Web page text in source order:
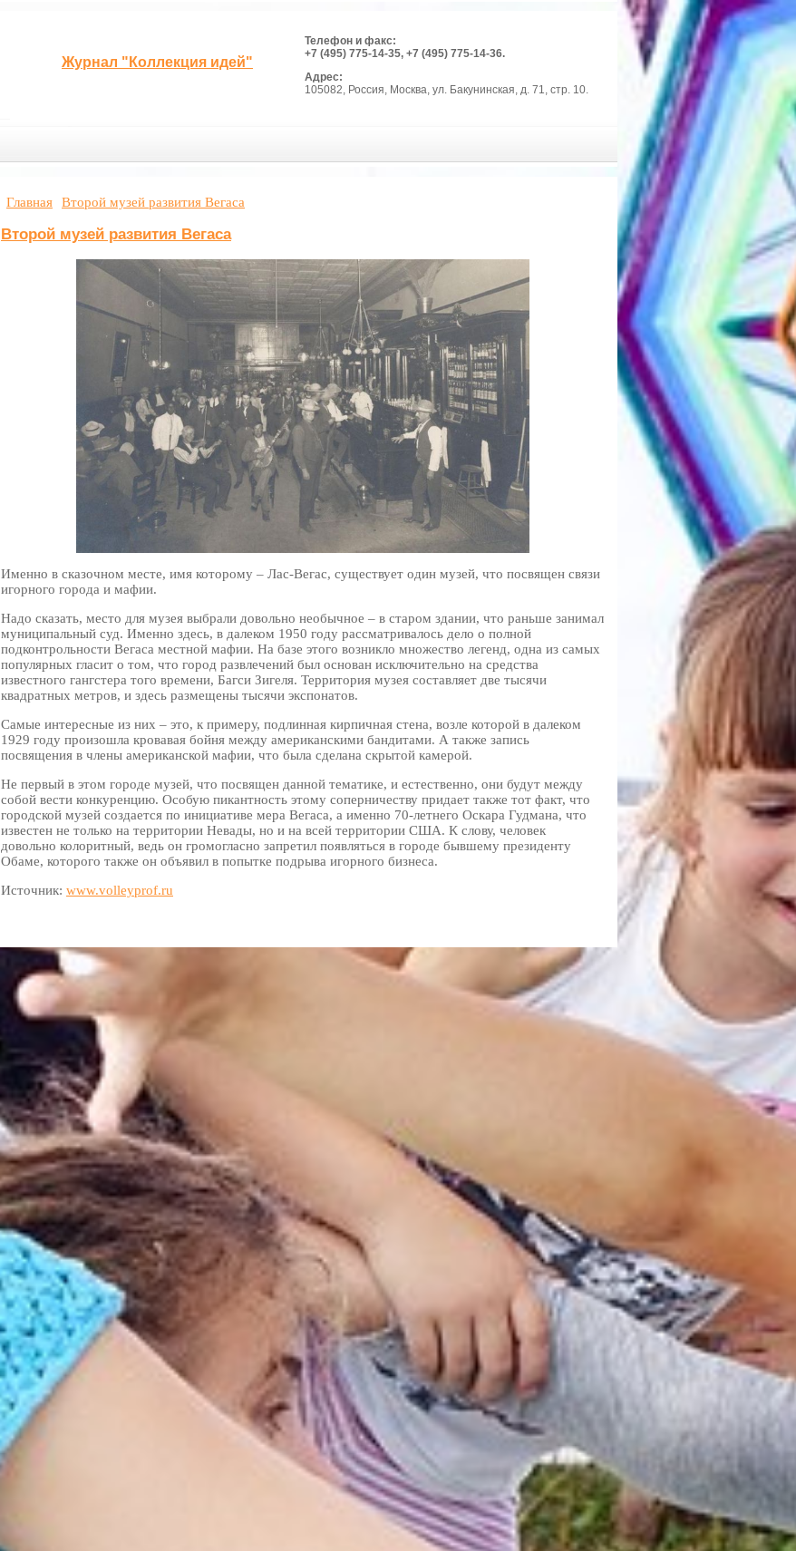
Журнал "Коллекция идей"
Телефон и факс:
+7 (495) 775-14-35, +7 (495) 775-14-36.
Адрес:
105082, Россия, Москва, ул. Бакунинская, д. 71, стр. 10.
Главная Второй музей развития Вегаса
Второй музей развития Вегаса
Именно в сказочном месте, имя которому – Лас-Вегас, существует один музей, что посвящен связи
игорного города и мафии.
Надо сказать, место для музея выбрали довольно необычное – в старом здании, что раньше занимал
муниципальный суд. Именно здесь, в далеком 1950 году рассматривалось дело о полной
подконтрольности Вегаса местной мафии. На базе этого возникло множество легенд, одна из самых
популярных гласит о том, что город развлечений был основан исключительно на средства
известного гангстера того времени, Багси Зигеля. Территория музея составляет две тысячи
квадратных метров, и здесь размещены тысячи экспонатов.
Самые интересные из них – это, к примеру, подлинная кирпичная стена, возле которой в далеком
1929 году произошла кровавая бойня между американскими бандитами. А также запись
посвящения в члены американской мафии, что была сделана скрытой камерой.
Не первый в этом городе музей, что посвящен данной тематике, и естественно, они будут между
собой вести конкуренцию. Особую пикантность этому соперничеству придает также тот факт, что
городской музей создается по инициативе мера Вегаса, а именно 70-летнего Оскара Гудмана, что
известен не только на территории Невады, но и на всей территории США. К слову, человек
довольно колоритный, ведь он громогласно запретил появляться в городе бывшему президенту
Обаме, которого также он объявил в попытке подрыва игорного бизнеса.
Источник: www.volleyprof.ru